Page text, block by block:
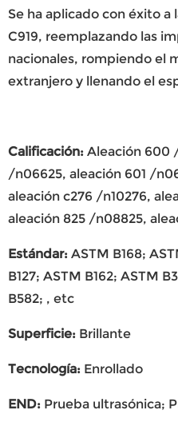
Se ha aplicado con éxito a
C919, reemplazando las
nacionales, rompiendo el
extranjero y llenando el
Calificación: Aleación 600
/n06625, aleación 601 /
aleación c276 /n10276,
aleación 825 /n08825,
Estándar: ASTM B168;
B127; ASTM B162; ASTM
B582; , etc
Superficie: Brillante
Tecnología: Enrollado
END: Prueba ultrasónica;